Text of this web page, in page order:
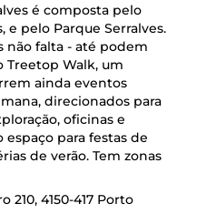
é composta pelo
e pelo Parque Serralves.
não falta - até podem
Treetop Walk, um
ainda eventos
direcionados para
oficinas e
para festas de
de verão. Tem zonas
210, 4150-417 Porto